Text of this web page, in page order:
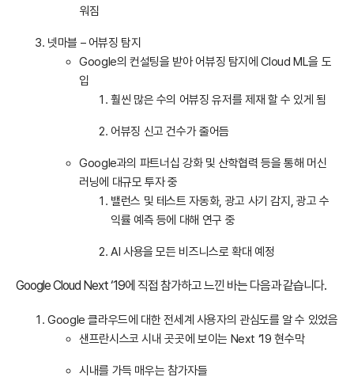
워짐
넷마블 – 어뷰징 탐지
Google의 컨설팅을 받아 어뷰징 탐지에 Cloud ML을 도
입
훨씬 많은 수의 어뷰징 유저를 제재 할 수 있게 됨
어뷰징 신고 건수가 줄어듬
Google과의 파트너십 강화 및 산학협력 등을 통해 머신
러닝에 대규모 투자 중
밸런스 및 테스트 자동화, 광고 사기 감지, 광고 수
익률 예측 등에 대해 연구 중
AI 사용을 모든 비즈니스로 확대 예정
Google Cloud Next ‘19에 직접 참가하고 느낀 바는 다음과 같습니다.
Google 클라우드에 대한 전세계 사용자의 관심도를 알 수 있었음
샌프란시스코 시내 곳곳에 보이는 Next ‘19 현수막
시내를 가득 매우는 참가자들